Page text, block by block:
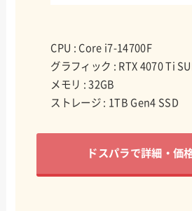
CPU : Core i7-14700F
グラフィック : RTX 4070 Ti
メモリ : 32GB
ストレージ : 1TB Gen4 SSD
ドスパラで詳細・価